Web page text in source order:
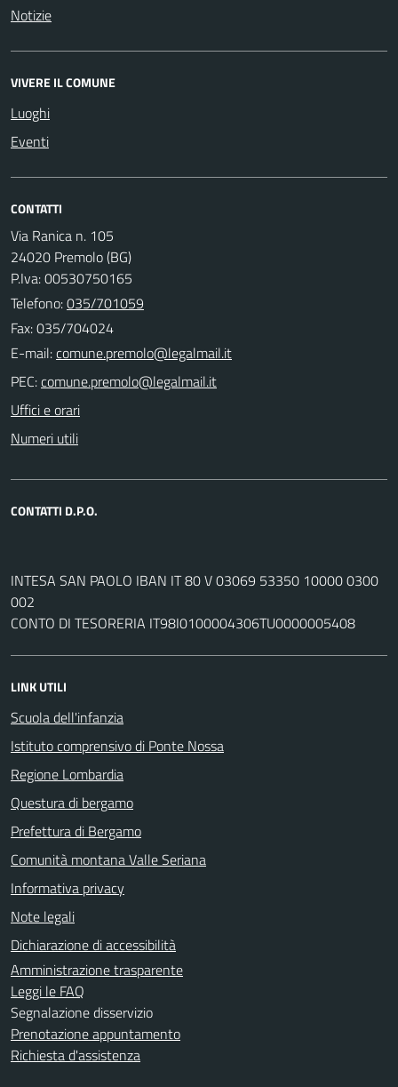
Notizie
VIVERE IL COMUNE
Luoghi
Eventi
CONTATTI
Via Ranica n. 105
24020 Premolo (BG)
P.Iva: 00530750165
Telefono:035/701059
Fax: 035/704024
E-mail:
PEC:
Uffici e orari
Numeri utili
CONTATTI D.P.O.
INTESA SAN PAOLO IBAN IT 80 V 03069 53350 10000 0300
002
CONTO DI TESORERIA IT98I0100004306TU0000005408
LINK UTILI
Scuola dell'infanzia
Istituto comprensivo di Ponte Nossa
Regione Lombardia
Questura di bergamo
Prefettura di Bergamo
Comunità montana Valle Seriana
Informativa privacy
Note legali
Dichiarazione di accessibilità
Amministrazione trasparente
Leggi le FAQ
Segnalazione disservizio
Prenotazione appuntamento
Richiesta d'assistenza